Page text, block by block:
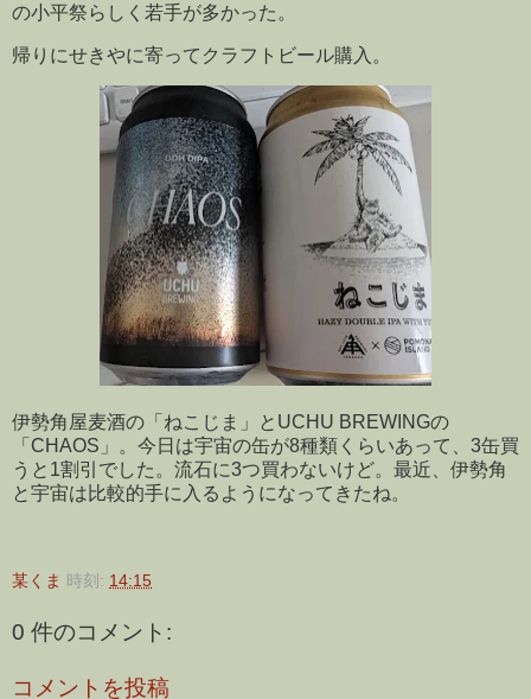
の小平祭らしく若手が多かった。
帰りにせきやに寄ってクラフトビール購入。
伊勢角屋麦酒の「ねこじま」とUCHU BREWINGの
「CHAOS」。今日は宇宙の缶が8種類くらいあって、3缶買
うと1割引でした。流石に3つ買わないけど。最近、伊勢角
と宇宙は比較的手に入るようになってきたね。
某くま 時刻: 14:15
0 件のコメント:
コメントを投稿